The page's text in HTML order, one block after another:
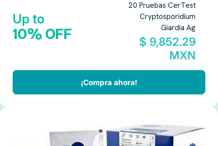
Up to
10% OFF
20 Pruebas CerTest
Cryptosporidium
Giardia Ag
$ 9,852.29
MXN
¡Compra ahora!